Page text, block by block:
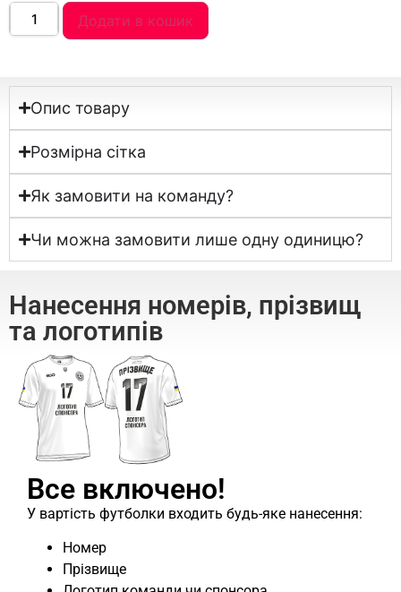
Додати в кошик
Опис товару
Розмірна сітка
Як замовити на команду?
Чи можна замовити лише одну одиницю?
Нанесення номерів, прізвищ
та логотипів
Все включено!
У вартість футболки входить будь-яке нанесення:
Номер
Прізвище